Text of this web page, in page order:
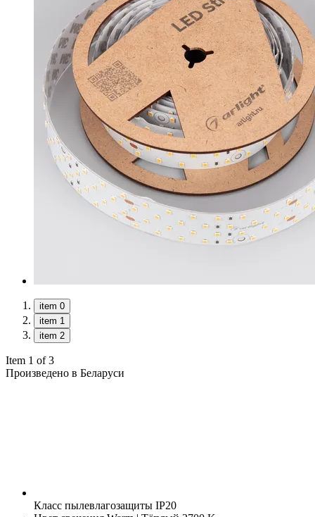
item 0
item 1
item 2
Item 1 of 3
Произведено в Беларуси
Класс пылевлагозащиты IP20